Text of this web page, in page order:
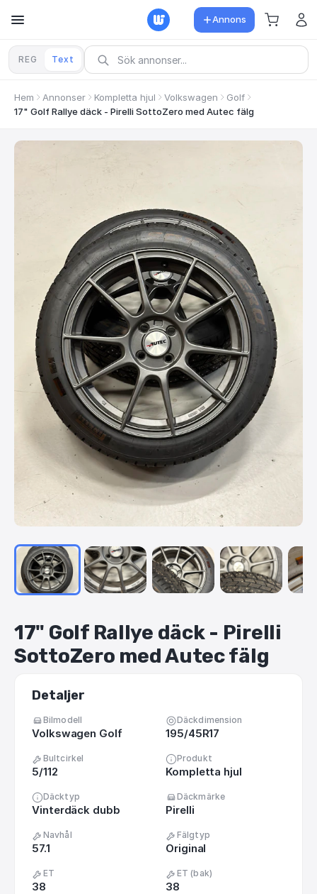
Annons
REG Text
Hem Annonser Kompletta hjul Volkswagen
Golf
17" Golf Rallye däck - Pirelli SottoZero med Autec fälg
17" Golf Rallye däck - Pirelli
SottoZero medAutecfälg
Detaljer
Bilmodell
Volkswagen Golf
Däckdimension
195/45R17
Bultcirkel
5/112
Produkt
Kompletta hjul
Däcktyp
Vinterdäck dubb
Däckmärke
Pirelli
Navhål
57.1
Fälgtyp
Original
ET
38
ET (bak)
38